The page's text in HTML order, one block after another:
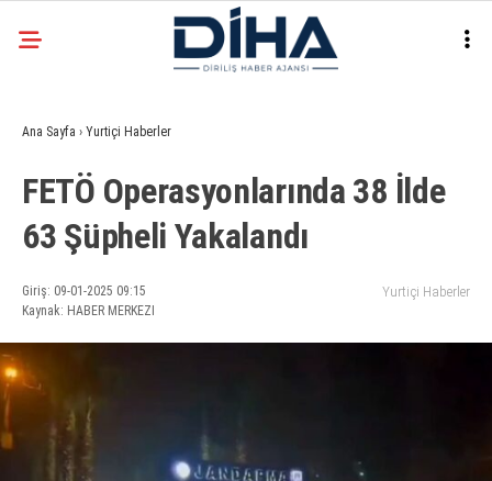
32.3°
ANKARA
EKONOMI
SIYASET
SPOR
Ana Sayfa › Yurtiçi Haberler
FETÖ Operasyonlarında 38 İlde
63 Şüpheli Yakalandı
Giriş: 09-01-2025 09:15
Kaynak: HABER MERKEZI
Yurtiçi Haberler